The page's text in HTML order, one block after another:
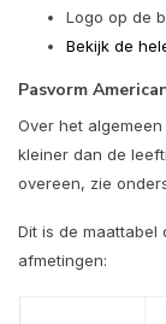
Logo op de
Bekijk de
Pasvorm
Over het
kleiner dan de
overeen, zie
Dit is de maattabel
afmetingen: